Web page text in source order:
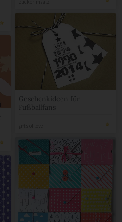
Geschenkideen für
Fußballfans